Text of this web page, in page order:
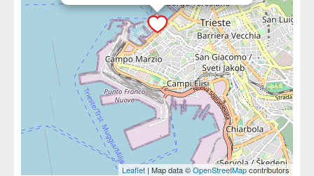
Leaflet | Map data ©OpenStreetMapcontributors